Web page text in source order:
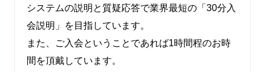
システムの説明と質疑応答で業界最短の「30分入
会説明」を目指しています。
また、ご入会ということであれば1時間程のお時
間を頂戴しています。